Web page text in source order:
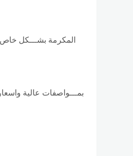
المكرمة بشـــكل خاص
بمـــواصفات عالية